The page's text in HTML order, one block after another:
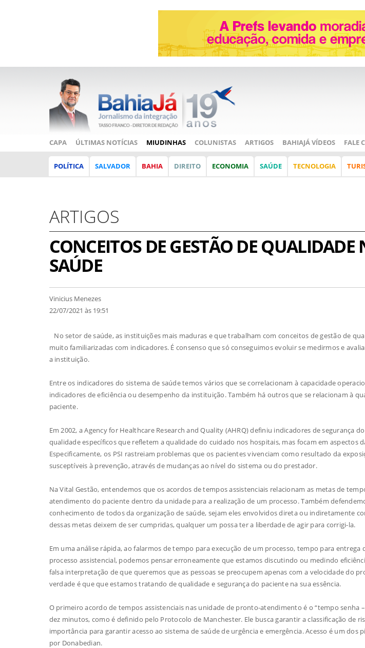
CAPA ÚLTIMAS NOTÍCIAS MIUDINHAS COLUNISTAS ARTIGOS BAHIAJÁ VÍDEOS FALE
POLÍTICA SALVADOR BAHIA DIREITO ECONOMIA SAÚDE TECNOLOGIA
ARTIGOS
CONCEITOS DE GESTÃO DE QUALIDADE
SAÚDE
Vinicius Menezes
22/07/2021 às 19:51
No setor de saúde, as instituições mais maduras e que trabalham com conceitos de gestão de
muito familiarizadas com indicadores. É consenso que só conseguimos evoluir se medirmos e
a instituição.
Entre os indicadores do sistema de saúde temos vários que se correlacionam à capacidade
indicadores de eficiência ou desempenho da instituição. Também há outros que se relacionam à
paciente.
Em 2002, a Agency for Healthcare Research and Quality (AHRQ) definiu indicadores de segurança
qualidade específicos que refletem a qualidade do cuidado nos hospitais, mas focam em aspectos
Especificamente, os PSI rastreiam problemas que os pacientes vivenciam como resultado da
susceptíveis à prevenção, através de mudanças ao nível do sistema ou do prestador.
Na Vital Gestão, entendemos que os acordos de tempos assistenciais relacionam as metas de
atendimento do paciente dentro da unidade para a realização de um processo. Também
conhecimento de todos da organização de saúde, sejam eles envolvidos direta ou indiretamente
dessas metas deixem de ser cumpridas, qualquer um possa ter a liberdade de agir para corrigi-la.
Em uma análise rápida, ao falarmos de tempo para execução de um processo, tempo para
processo assistencial, podemos pensar erroneamente que estamos discutindo ou medindo
falsa interpretação de que queremos que as pessoas se preocupem apenas com a velocidade do
verdade é que que estamos tratando de qualidade e segurança do paciente na sua essência.
O primeiro acordo de tempos assistenciais nas unidade de pronto-atendimento é o “tempo senha
dez minutos, como é definido pelo Protocolo de Manchester. Ele busca garantir a classificação de
importância para garantir acesso ao sistema de saúde de urgência e emergência. Acesso é um dos
por Donabedian.